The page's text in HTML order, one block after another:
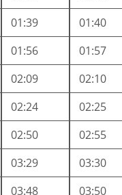
01:39 01:40
01:56 01:57
02:09 02:10
02:24 02:25
02:50 02:55
03:29 03:30
03:48 03:50